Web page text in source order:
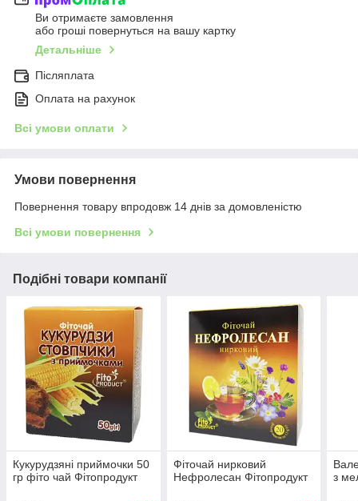
Ви отримаєте замовлення
або гроші повернуться на вашу картку
Детальніше
Післяплата
Оплата на рахунок
Всі умови оплати
Умови повернення
Повернення товару впродовж 14 днів за домовленістю
Всі умови повернення
Подібні товари компанії
Кукурудзяні приймочки 50
гр фіто чай Фітопродукт
Фіточай нирковий
Нефролесан Фітопродукт
з